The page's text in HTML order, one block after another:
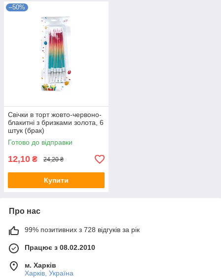
–50%
Свічки в торт жовто-червоно-
блакитні з бризками золота, 6
штук (брак)
Готово до відправки
12,10 ₴ 24,20 ₴
Купити
Про нас
99% позитивних з 728 відгуків за рік
Працює з 08.02.2010
м. Харків
Харків, Україна